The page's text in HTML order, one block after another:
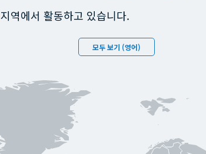
역에서 활동하고 있습니다.
모두 보기 (영어)